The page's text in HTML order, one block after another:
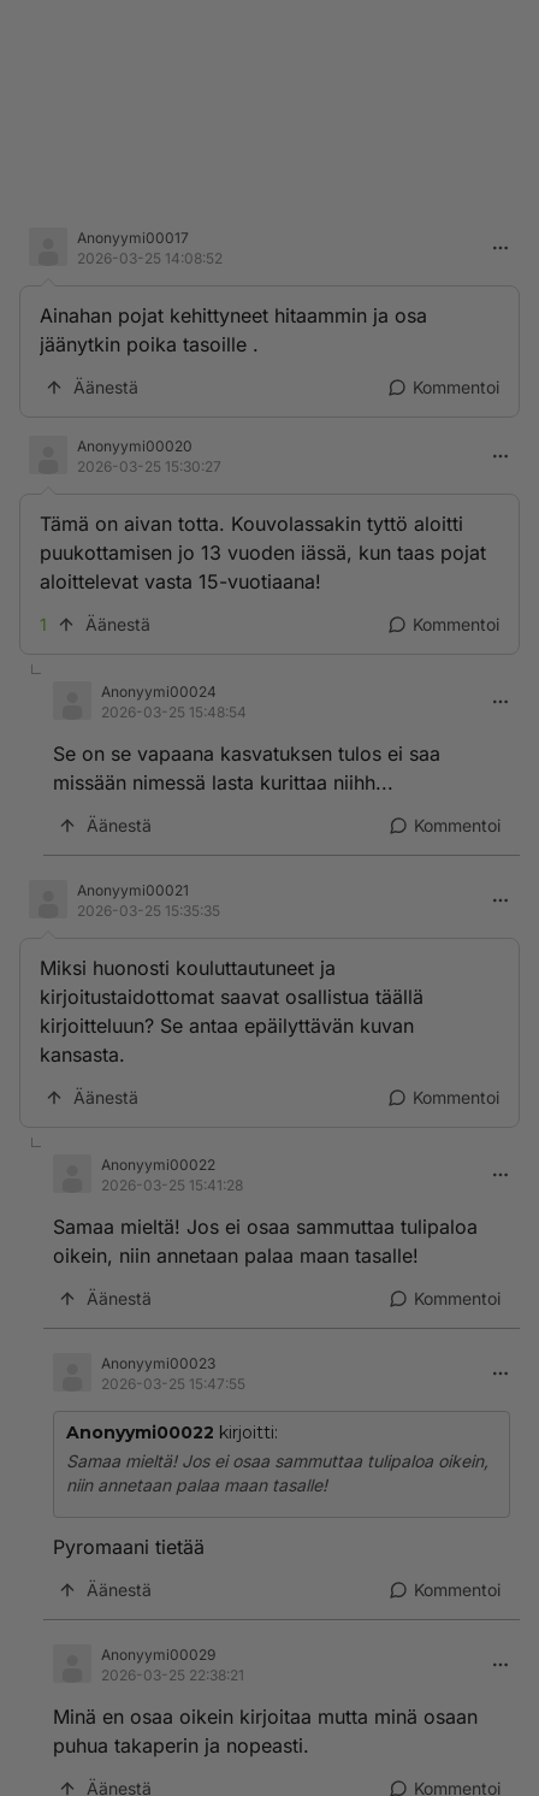
Anonyymi00017
2026-03-25 14:08:52
Ainahan pojat kehittyneet hitaammin ja osa
jäänytkin poika tasoille .
Äänestä Kommentoi
Anonyymi00020
2026-03-25 15:30:27
Tämä on aivan totta. Kouvolassakin tyttö aloitti
puukottamisen jo 13 vuoden iässä, kun taas pojat
aloittelevat vasta 15-vuotiaana!
1 Äänestä Kommentoi
Anonyymi00024
2026-03-25 15:48:54
Se on se vapaana kasvatuksen tulos ei saa
missään nimessä lasta kurittaa niihh...
Äänestä Kommentoi
Anonyymi00021
2026-03-25 15:35:35
Miksi huonosti kouluttautuneet ja
kirjoitustaidottomat saavat osallistua täällä
kirjoitteluun? Se antaa epäilyttävän kuvan
kansasta.
Äänestä Kommentoi
Anonyymi00022
2026-03-25 15:41:28
Samaa mieltä! Jos ei osaa sammuttaa tulipaloa
oikein, niin annetaan palaa maan tasalle!
Äänestä Kommentoi
Anonyymi00023
2026-03-25 15:47:55
Anonyymi00022 kirjoitti:
Samaa mieltä! Jos ei osaa sammuttaa tulipaloa oikein,
niin annetaan palaa maan tasalle!
Pyromaani tietää
Äänestä Kommentoi
Anonyymi00029
2026-03-25 22:38:21
Minä en osaa oikein kirjoitaa mutta minä osaan
puhua takaperin ja nopeasti.
Äänestä Kommentoi